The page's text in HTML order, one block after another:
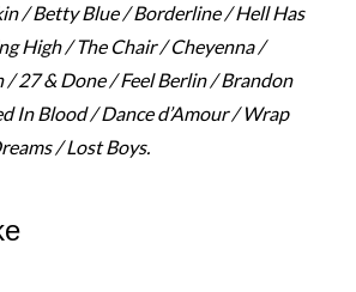
/ Betty Blue / Borderline / Hell Has
High / The Chair / Cheyenna /
/ 27 & Done / Feel Berlin / Brandon
In Blood / Dance d’Amour / Wrap
/ Lost Boys.